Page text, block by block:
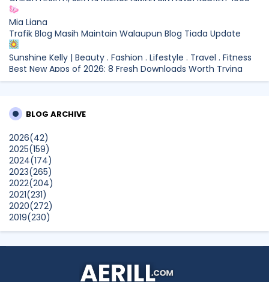
Mia Liana
Trafik Blog Masih Maintain Walaupun Blog Tiada Update
Sunshine Kelly | Beauty . Fashion . Lifestyle . Travel . Fitness
Best New Apps of 2026: 8 Fresh Downloads Worth Trying
Laser Works Differently.
BLOG ARCHIVE
2026(42)
2025(159)
2024(174)
2023(265)
2022(204)
2021(231)
2020(272)
2019(230)
2018(496)